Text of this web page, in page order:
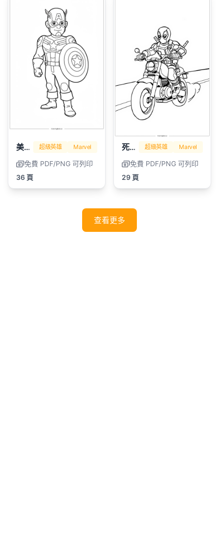
美國隊長 超級英雄 Marvel
免費 PDF/PNG 可列印
36 頁
死侍 超級英雄 Marvel
免費 PDF/PNG 可列印
29 頁
查看更多